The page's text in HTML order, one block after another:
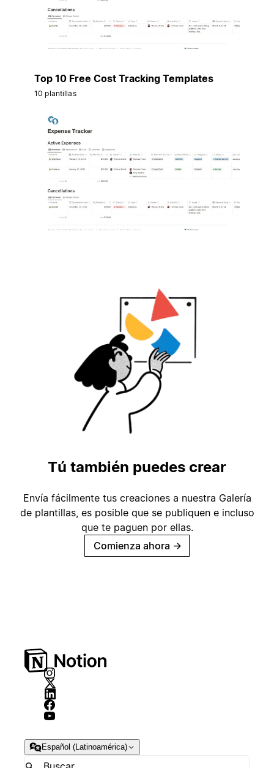
Top 10 Free Cost Tracking Templates
10 plantillas
Tú también puedes crear
Envía fácilmente tus creaciones a nuestra Galería
de plantillas, es posible que se publiquen e incluso
que te paguen por ellas.
Comienza ahora →
Español (Latinoamérica)